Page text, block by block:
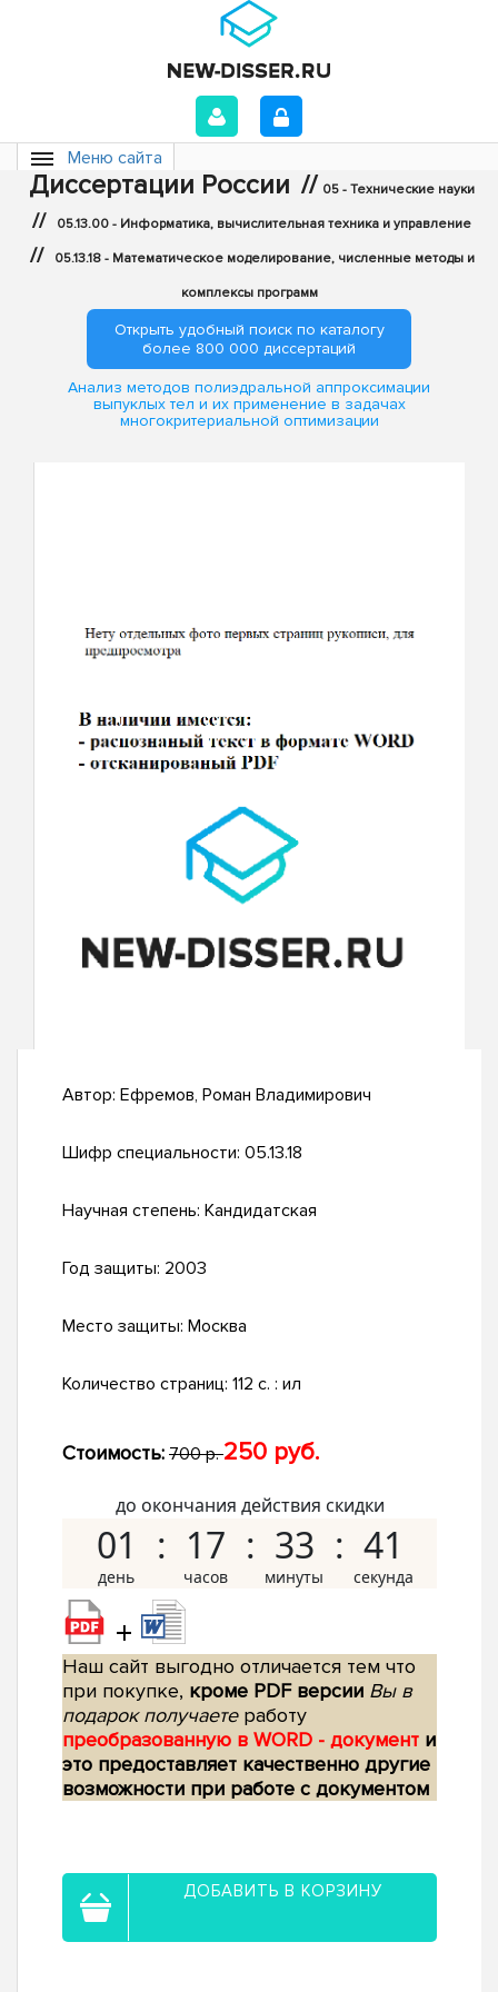
Меню сайта
Диссертации России // 05 - Технические науки
// 05.13.00 - Информатика, вычислительная техника и управление
// 05.13.18 - Математическое моделирование, численные методы и
комплексы программ
Открыть удобный поиск по каталогу
более 800 000 диссертаций
Анализ методов полиэдральной аппроксимации
выпуклых тел и их применение в задачах
многокритериальной оптимизации
Автор: Ефремов, Роман Владимирович
Шифр специальности: 05.13.18
Научная степень: Кандидатская
Год защиты: 2003
Место защиты: Москва
Количество страниц: 112 с. : ил
Стоимость: 700 р.250 руб.
до окончания действия скидки
01 17 33 40
+
Наш сайт выгодно отличается тем что
при покупке, кроме PDF версии Вы в
подарок получаетеработу
преобразованную в WORD - документ и
это предоставляет качественно другие
возможности при работе с документом
ДОБАВИТЬ В КОРЗИНУ